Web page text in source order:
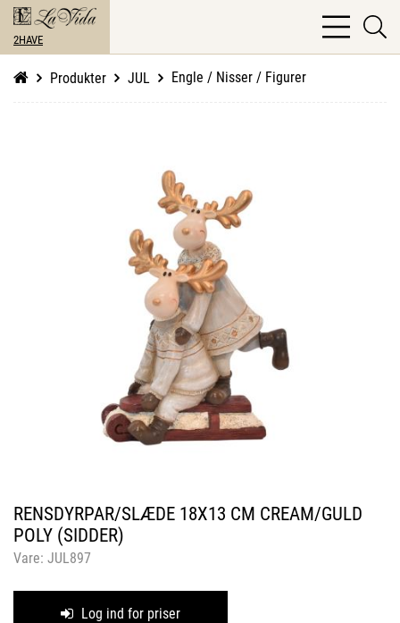
2HAVE
bars
light
Produkter JUL Engle / Nisser / Figurer
RENSDYRPAR/SLÆDE 18X13 CM CREAM/GULD
POLY (SIDDER)
Vare: JUL897
Log ind for priser